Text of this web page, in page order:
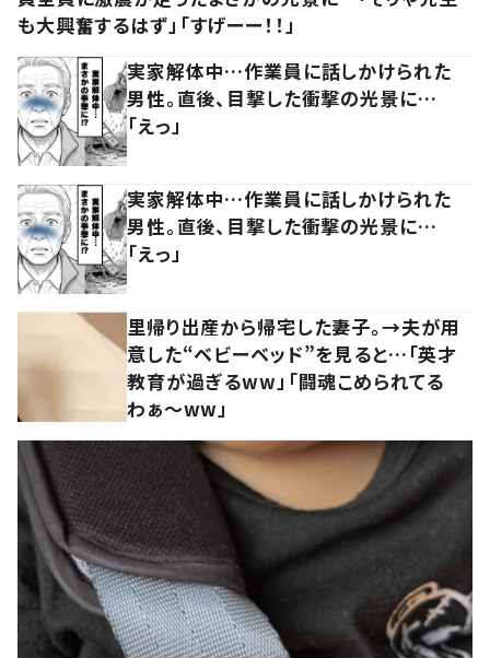
も大興奮するはず」「すげーー！！」
実家解体中…作業員に話しかけられた
男性。直後、目撃した衝撃の光景に…
「えっ」
実家解体中…作業員に話しかけられた
男性。直後、目撃した衝撃の光景に…
「えっ」
里帰り出産から帰宅した妻子。→夫が用
意した“ベビーベッド”を見ると…「英才
教育が過ぎるww」「闘魂こめられてる
わぁ～ww」